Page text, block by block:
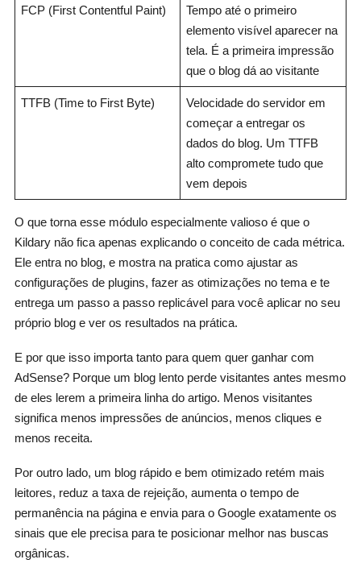
FCP (First Contentful Paint)
Tempo até o primeiro
elemento visível aparecer na
tela. É a primeira impressão
que o blog dá ao visitante
TTFB (Time to First Byte)
Velocidade do servidor em
começar a entregar os
dados do blog. Um TTFB
alto compromete tudo que
vem depois
O que torna esse módulo especialmente valioso é que o
Kildary não fica apenas explicando o conceito de cada métrica.
Ele entra no blog, e mostra na pratica como ajustar as
configurações de plugins, fazer as otimizações no tema e te
entrega um passo a passo replicável para você aplicar no seu
próprio blog e ver os resultados na prática.
E por que isso importa tanto para quem quer ganhar com
AdSense? Porque um blog lento perde visitantes antes mesmo
de eles lerem a primeira linha do artigo. Menos visitantes
significa menos impressões de anúncios, menos cliques e
menos receita.
Por outro lado, um blog rápido e bem otimizado retém mais
leitores, reduz a taxa de rejeição, aumenta o tempo de
permanência na página e envia para o Google exatamente os
sinais que ele precisa para te posicionar melhor nas buscas
orgânicas.